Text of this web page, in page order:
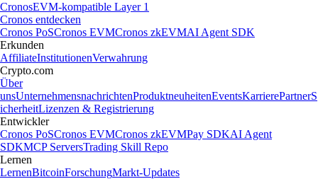
CronosEVM-kompatible Layer 1
Cronos entdecken
Cronos PoSCronos EVMCronos zkEVMAI Agent SDK
Erkunden
AffiliateInstitutionenVerwahrung
Crypto.com
Über
unsUnternehmensnachrichtenProduktneuheitenEventsKarrierePartnerS
icherheitLizenzen & Registrierung
Entwickler
Cronos PoSCronos EVMCronos zkEVMPay SDKAI Agent
SDKMCP ServersTrading Skill Repo
Lernen
LernenBitcoinForschungMarkt-Updates